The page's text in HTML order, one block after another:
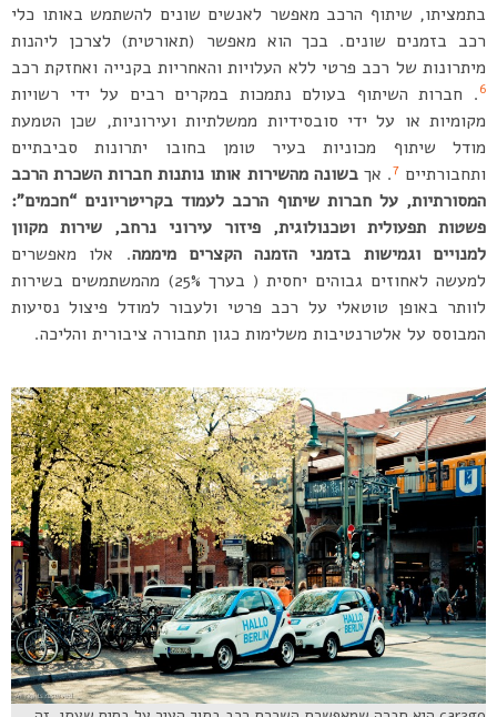
בתמציתו, שיתוף הרכב מאפשר לאנשים שונים להשתמש באותו כלי
רכב בזמנים שונים. בכך הוא מאפשר (תאורטית) לצרכן ליהנות
מיתרונות של רכב פרטי ללא העלויות והאחריות בקנייה ואחזקת רכב
6. חברות השיתוף בעולם נתמכות במקרים רבים על ידי רשויות
מקומיות או על ידי סובסידיות ממשלתיות ועירוניות, שכן הטמעת
מודל שיתוף מכוניות בעיר טומן בחובו יתרונות סביבתיים
ותחבורתיים7. אךבשונה מהשירות אותו נותנות חברות השכרת הרכב
המסורתיות, על חברות שיתוף הרכב לעמוד בקריטריונים “חכמים”:
פשטות תפעולית וטכנולוגית, פיזור עירוני נרחב, שירות מקוון
למנויים וגמישות בזמני הזמנה הקצרים מיממה. אלו מאפשרים
למעשה לאחוזים גבוהים יחסית ( בערך 25%) מהמשתמשים בשירות
לוותר באופן טוטאלי על רכב פרטי ולעבור למודל פיצול נסיעות
המבוסס על אלטרנטיבות משלימות כגון תחבורה ציבורית והליכה.